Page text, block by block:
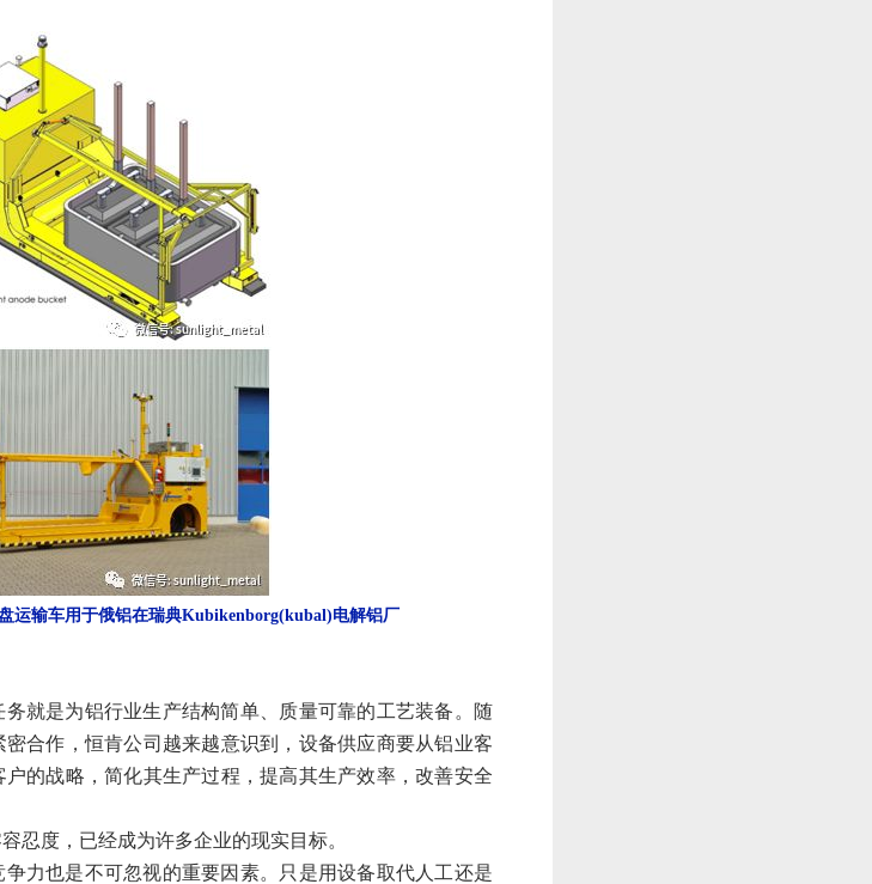
运输车用于俄铝在瑞典Kubikenborg(kubal)电解铝厂
就是为铝行业生产结构简单、质量可靠的工艺装备。随
合作，恒肯公司越来越意识到，设备供应商要从铝业客
的战略，简化其生产过程，提高其生产效率，改善安全
忍度，已经成为许多企业的现实目标。
力也是不可忽视的重要因素。只是用设备取代人工还是